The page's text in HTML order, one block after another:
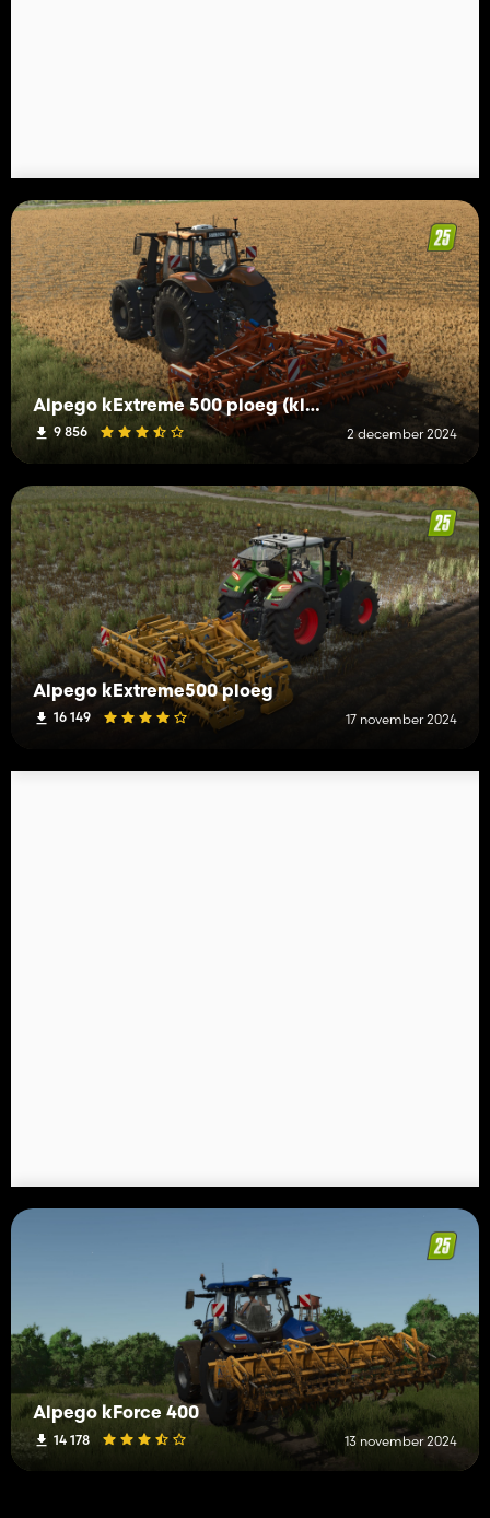
Alpego kExtreme 500 ploeg (kleurkeuze)
9 856 2 december 2024
Alpego kExtreme500 ploeg
16 149 17 november 2024
Alpego kForce 400
14 178 13 november 2024